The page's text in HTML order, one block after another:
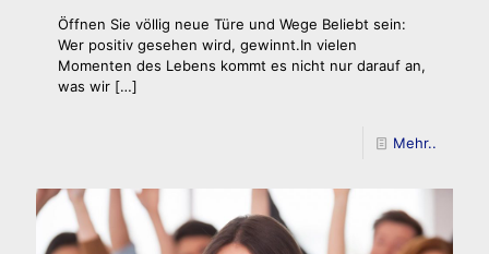
Öffnen Sie völlig neue Türe und Wege Beliebt sein:
Wer positiv gesehen wird, gewinnt.In vielen
Momenten des Lebens kommt es nicht nur darauf an,
was wir […]
Mehr..